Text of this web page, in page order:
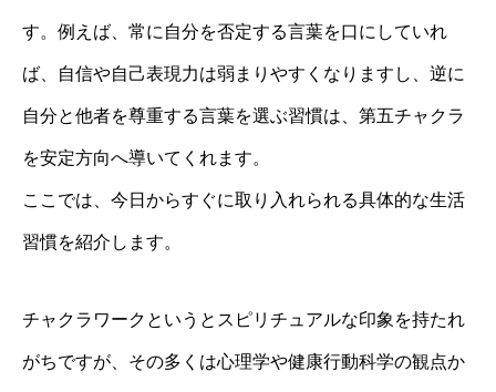
す。例えば、常に自分を否定する言葉を口にしていれ
ば、自信や自己表現力は弱まりやすくなりますし、逆に
自分と他者を尊重する言葉を選ぶ習慣は、第五チャクラ
を安定方向へ導いてくれます。
ここでは、今日からすぐに取り入れられる具体的な生活
習慣を紹介します。
チャクラワークというとスピリチュアルな印象を持たれ
がちですが、その多くは心理学や健康行動科学の観点か